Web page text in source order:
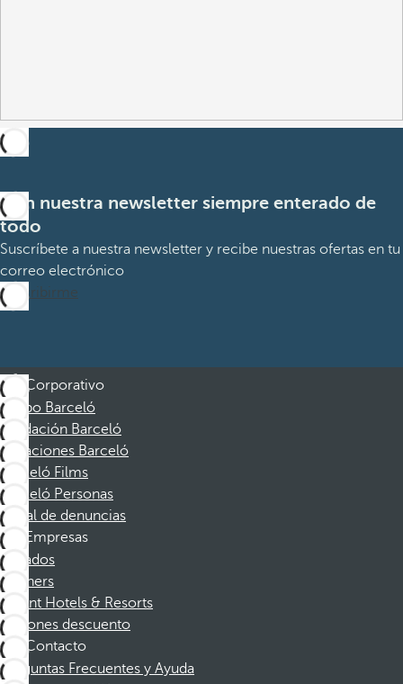
Con nuestra newsletter siempre enterado de
todo
Suscríbete a nuestra newsletter y recibe nuestras ofertas en tu
correo electrónico
Suscribirme
Corporativo
Grupo Barceló
Fundación Barceló
Vacaciones Barceló
Barceló Films
Barceló Personas
Canal de denuncias
Empresas
Afiliados
Partners
Dorint Hotels & Resorts
Cupones descuento
Contacto
Preguntas Frecuentes y Ayuda